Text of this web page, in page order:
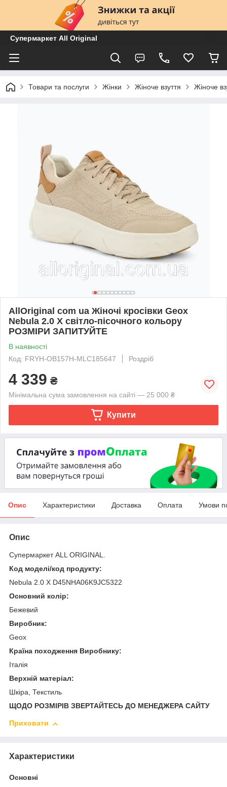
Супермаркет All Original
Товари та послуги Жінки Жіноче взуття Жіноче
AllOriginal com ua Жіночі кросівки Geox
Nebula 2.0 X світло-пісочного кольору
РОЗМІРИ ЗАПИТУЙТЕ
В наявності
Код: FRYH-OB157H-MLC185647
Роздріб
4 339 ₴
Мінімальна сума замовлення на сайті — 25 000 ₴
Купити
Опис Характеристики Доставка Оплата Умови
Опис
Супермаркет ALL ORIGINAL.
Код моделі/код продукту:
Nebula 2.0 X D45NHA06K9JC5322
Основний колір:
Бежевий
Виробник:
Geox
Країна походження Виробнику:
Італія
Верхній матеріал:
Шкіра, Текстиль
ЩОДО РОЗМІРІВ ЗВЕРТАЙТЕСЬ ДО МЕНЕДЖЕРА САЙТУ
Приховати
Характеристики
Основні